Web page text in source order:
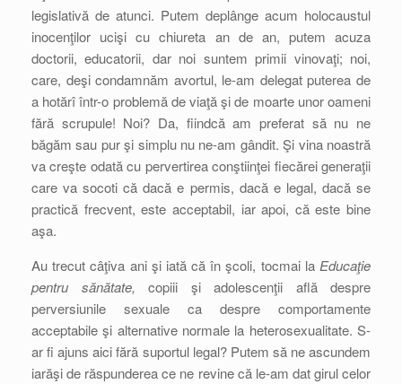
legislativă de atunci. Putem deplânge acum holocaustul
inocenţilor ucişi cu chiureta an de an, putem acuza
doctorii, educatorii, dar noi suntem primii vinovaţi; noi,
care, deşi condamnăm avortul, le-am delegat puterea de
a hotărî într-o problemă de viaţă şi de moarte unor oameni
fără scrupule! Noi? Da, fiindcă am preferat să nu ne
băgăm sau pur şi simplu nu ne-am gândit. Şi vina noastră
va creşte odată cu pervertirea conştiinţei fiecărei generaţii
care va socoti că dacă e permis, dacă e legal, dacă se
practică frecvent, este acceptabil, iar apoi, că este bine
aşa.
Au trecut câţiva ani şi iată că în şcoli, tocmai la Educaţie
pentru sănătate, copiii şi adolescenţii află despre
perversiunile sexuale ca despre comportamente
acceptabile şi alternative normale la heterosexualitate. S-
ar fi ajuns aici fără suportul legal? Putem să ne ascundem
iarăşi de răspunderea ce ne revine că le-am dat girul celor